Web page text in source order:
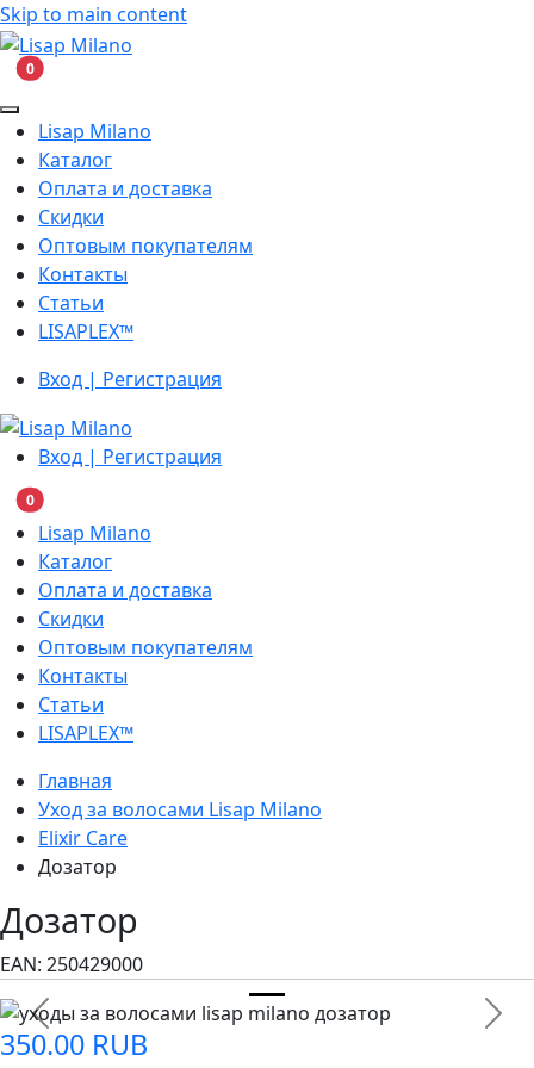
Skip to main content
0В корзину
Lisap Milano
Каталог
Оплата и доставка
Скидки
Оптовым покупателям
Контакты
Статьи
LISAPLEX™
Вход | Регистрация
Вход | Регистрация
0В корзину
Lisap Milano
Каталог
Оплата и доставка
Скидки
Оптовым покупателям
Контакты
Статьи
LISAPLEX™
Главная
Уход за волосами Lisap Milano
Elixir Care
Дозатор
Дозатор
EAN: 250429000
Previous Next
350.00 RUB